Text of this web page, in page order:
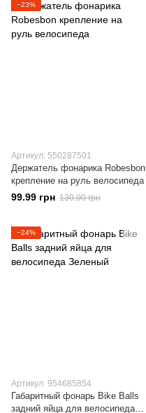
−23%
Артикул: 550287501
Держатель фонарика Robesbon
крепление на руль велосипеда
99.99 грн 130.00 грн
−24%
Артикул: 954685854
Габаритный фонарь Bike Balls
задний яйца для велосипеда